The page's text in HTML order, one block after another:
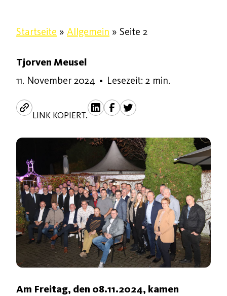
Startseite » Allgemein » Seite 2
Tjorven Meusel
11. November 2024 11. November 2024
• Lesezeit: 2 min.
LINK KOPIERT.
Am Freitag, den 08.11.2024, kamen